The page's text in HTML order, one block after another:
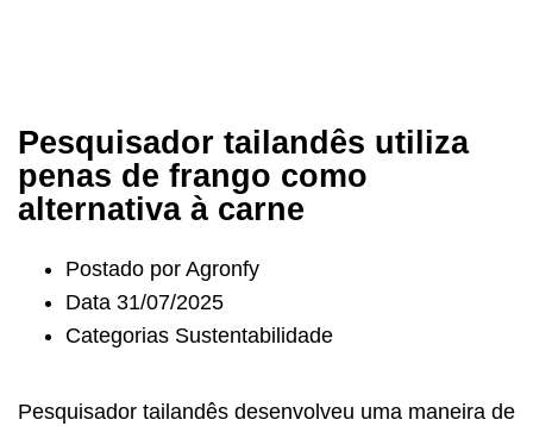
Pesquisador tailandês utiliza
penas de frango como
alternativa à carne
Postado por Agronfy
Data 31/07/2025
Categorias Sustentabilidade
Pesquisador tailandês desenvolveu uma maneira de